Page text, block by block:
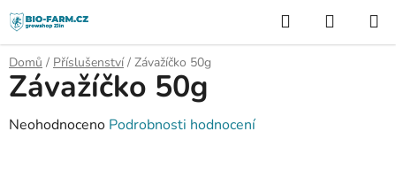
Přejít
na
obsah
Hledat
KOŠÍK
Domů / Příslušenství / Závažíčko 50g
Závažíčko 50g
Průměrné
Neohodnoceno Podrobnosti hodnocení